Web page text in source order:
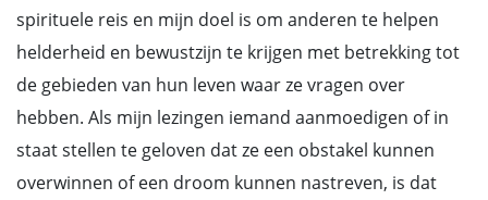
spirituele reis en mijn doel is om anderen te helpen
helderheid en bewustzijn te krijgen met betrekking tot
de gebieden van hun leven waar ze vragen over
hebben. Als mijn lezingen iemand aanmoedigen of in
staat stellen te geloven dat ze een obstakel kunnen
overwinnen of een droom kunnen nastreven, is dat